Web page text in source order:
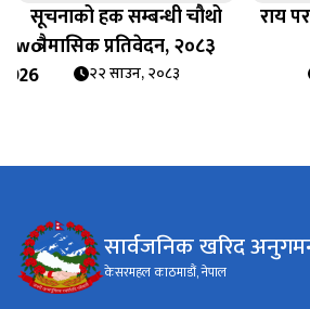
सूचनाको हक सम्बन्धी चौथो
त्रैमासिक प्रतिवेदन, २०८३
२२ साउन, २०८३
राय
सार्वजनिक खरिद
केसरमहल काठमाडौं, नेपाल